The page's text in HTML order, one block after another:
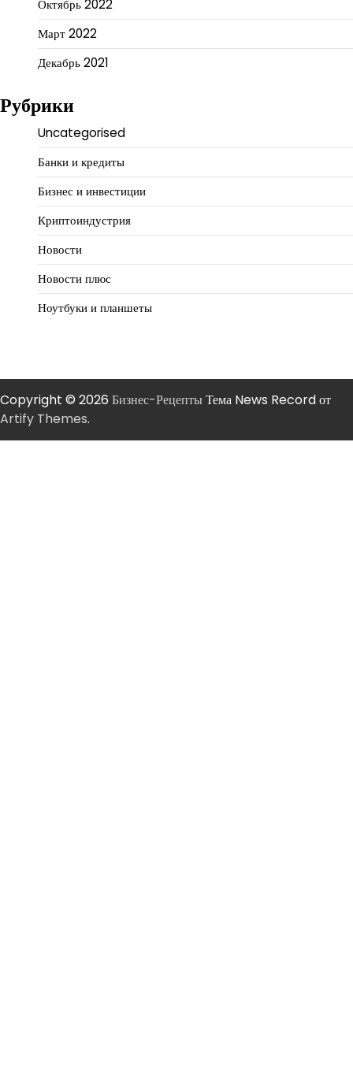
Октябрь 2022
Март 2022
Декабрь 2021
Рубрики
Uncategorised
Банки и кредиты
Бизнес и инвестиции
Криптоиндустрия
Новости
Новости плюс
Ноутбуки и планшеты
Copyright © 2026 Бизнес-РецептыТема News Record от
Artify Themes.